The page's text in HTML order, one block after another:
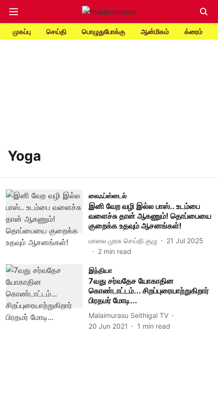
முகப்பு செய்தி பொழுதுபோக்கு ஆன்மிகம் க்ரைம்
Yoga
லைஃப்ஸ்டைல்
இனி வேற வழி இல்ல பாஸ்.. உடம்பை
வளைச்சு தான் ஆகணும்! தொப்பையை
குறைக்க உதவும் ஆசனங்கள்!
மாலை முரசு செய்தி குழு
21 Jul 2025
2 min read
இந்தியா
7வது சர்வதேச யோகாதின
கொண்டாட்டம்... சிறப்புரையாற்றுகிறார்
பிரதமர் மோடி...
Malaimurasu Seithigal TV
20 Jun 2021
1 min read